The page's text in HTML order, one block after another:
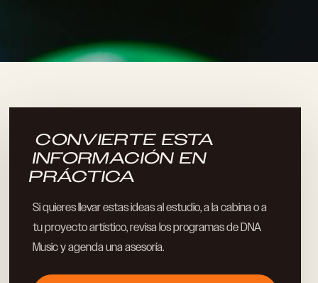
CONVIERTE ESTA
INFORMACIÓN EN
PRÁCTICA
Si quieres llevar estas ideas al estudio, a la cabina o a
tu proyecto artístico, revisa los programas de DNA
Music y agenda una asesoría.